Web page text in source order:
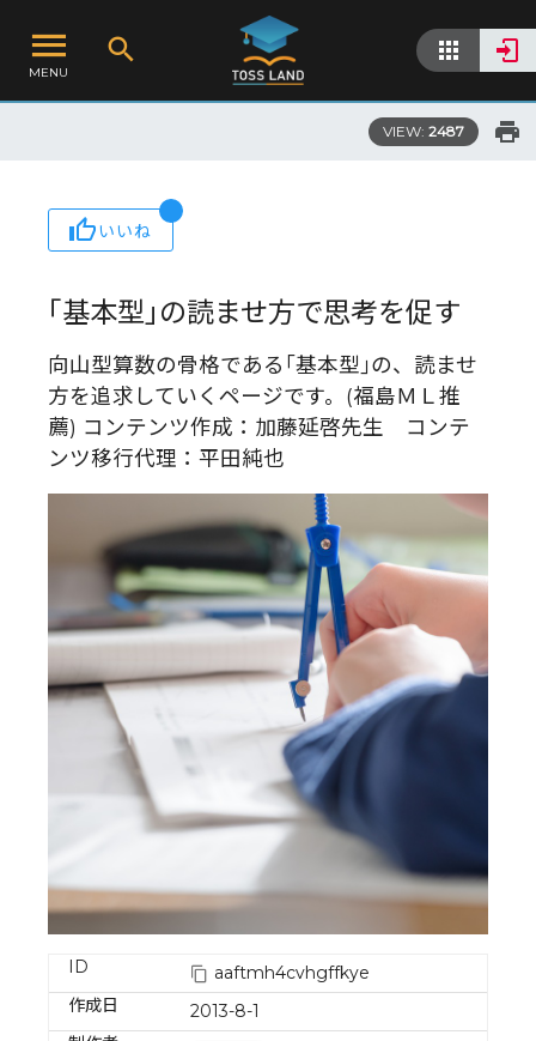
MENU
VIEW: 2487
いいね
｢基本型｣の読ませ方で思考を促す
向山型算数の骨格である｢基本型｣の、読ませ
方を追求していくページです。(福島ＭＬ推
薦) コンテンツ作成：加藤延啓先生 コンテ
ンツ移行代理：平田純也
ID
aaftmh4cvhgffkye
作成日
2013-8-1